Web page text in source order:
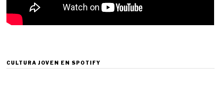
CULTURA JOVEN EN SPOTIFY